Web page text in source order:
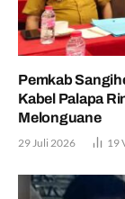
Pemkab
Kabel Palapa
Melonguane
29 Juli 2026 19